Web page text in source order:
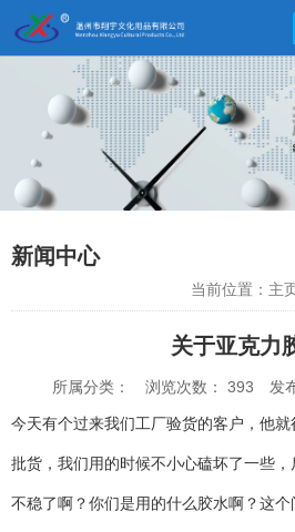
13506777830
网店地址:
http://xybp.tmall.com http://wzxybp.1688.com
新闻中心
当前位置：主页
关于亚克力
所属分类： 浏览次数： 393 发
今天有个过来我们工厂验货的客户，他
批货，我们用的时候不小心磕坏了一些
不稳了啊？你们是用的什么胶水啊？这